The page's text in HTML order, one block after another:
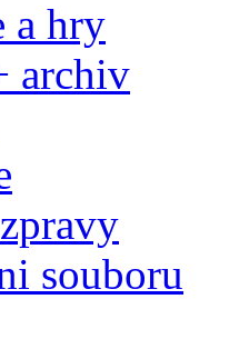
a hry
archiv
souboru